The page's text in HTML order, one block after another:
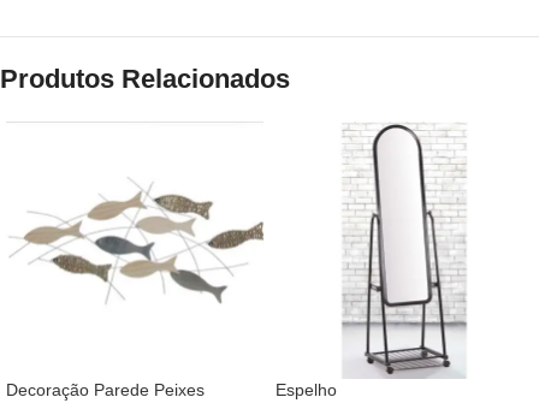
Produtos Relacionados
Decoração Parede Peixes Espelho